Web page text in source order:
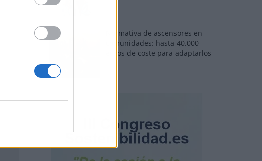
Normativa de ascensores en
comunidades: hasta 40.000
euros de coste para adaptarlos